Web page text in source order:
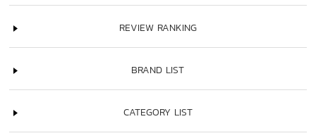
REVIEW RANKING
BRAND LIST
CATEGORY LIST